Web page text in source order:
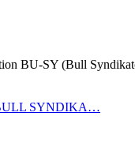
BU-SY (Bull
SYNDIKA…